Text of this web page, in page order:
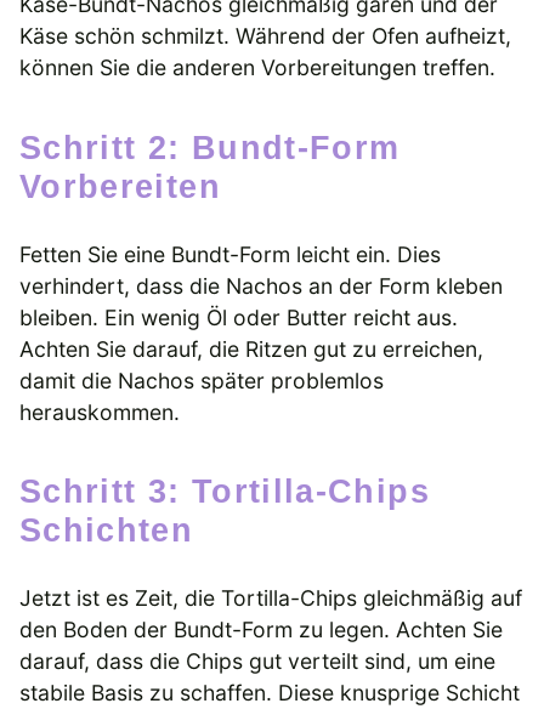
Käse schön schmilzt. Während der Ofen aufheizt,
können Sie die anderen Vorbereitungen treffen.
Schritt 2: Bundt-Form
Vorbereiten
Fetten Sie eine Bundt-Form leicht ein. Dies
verhindert, dass die Nachos an der Form kleben
bleiben. Ein wenig Öl oder Butter reicht aus.
Achten Sie darauf, die Ritzen gut zu erreichen,
damit die Nachos später problemlos
herauskommen.
Schritt 3: Tortilla-Chips
Schichten
Jetzt ist es Zeit, die Tortilla-Chips gleichmäßig auf
den Boden der Bundt-Form zu legen. Achten Sie
darauf, dass die Chips gut verteilt sind, um eine
stabile Basis zu schaffen. Diese knusprige Schicht